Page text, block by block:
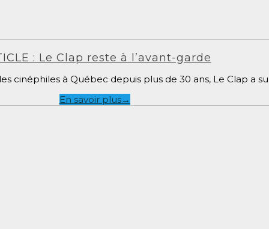
: Le Clap reste à l’avant-garde
cinéphiles à Québec depuis plus de 30 ans, Le Clap a
En savoir plus→